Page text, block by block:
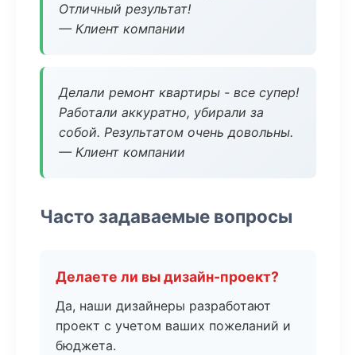
Отличный результат!
— Клиент компании
Делали ремонт квартиры - все супер!
Работали аккуратно, убирали за
собой. Результатом очень довольны.
— Клиент компании
Часто задаваемые вопросы
Делаете ли вы дизайн-проект?
Да, наши дизайнеры разработают
проект с учетом ваших пожеланий и
бюджета.